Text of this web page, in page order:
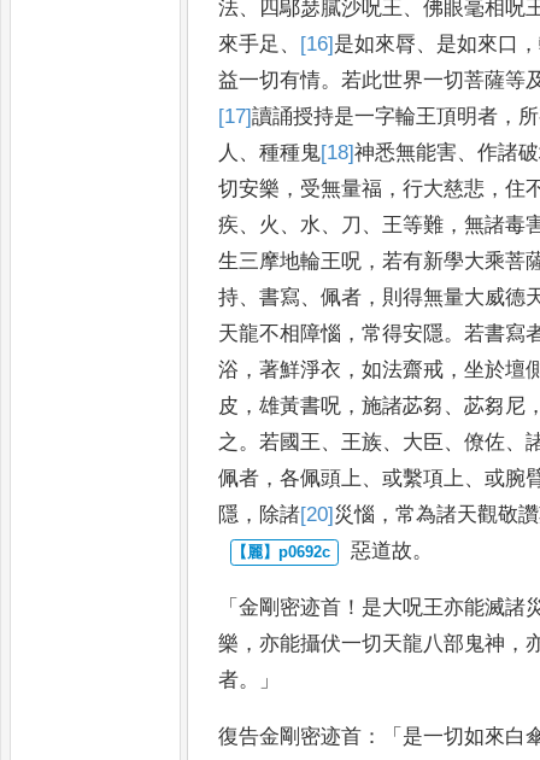
法、 四鄔瑟膩沙呪王、佛眼毫相呪
來手足 、 [16] 是如來脣、 是如來口 ，
益一切有情。若此世界一切菩薩等
[17]讀誦授持是一字輪王頂明者 ，
人 、種種鬼[18]神悉無能害、作諸破
切安樂 ， 受無量福 ，行大慈悲 ，住
疾、 火 、水、 刀 、王等難 ，無諸毒
生三摩地輪王呪 ，若有新學大乘菩
持、書寫、佩者 ， 則得無量大威德
天龍不相障惱 ，常得安隱。若書寫
浴 ，著鮮淨衣 ，如法齋戒 ，坐於壇
皮 ，雄黃書呪 ，施諸苾芻 、苾芻尼
之。若國王、王族、 大臣 、僚佐、
佩者 ，各佩頭上、或繫項上、或腕
隱 ， 除諸[20] 災惱 ，常為諸天觀敬
惡道故。
「金剛密迹首 ！ 是大呪王亦能滅諸
樂 ，亦能攝伏一切天龍八部 鬼神 ，
者。」
復告金剛密迹首 ：「 是一切如來白